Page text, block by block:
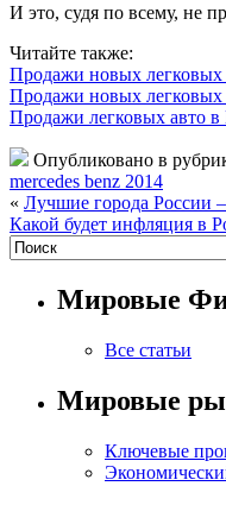
И это, судя по всему, не
Читайте также:
Продажи новых легковых
Продажи новых легковых
Продажи легковых авто в
Опубликовано в
mercedes benz 2014
« Лучшие города России
Какой будет инфляция в
Мировые
Все статьи
Мировые
Ключевые